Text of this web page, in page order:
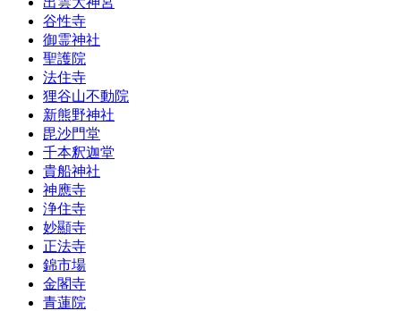
谷性寺
御霊神社
聖護院
法住寺
狸谷山不動院
新熊野神社
毘沙門堂
千本釈迦堂
貴船神社
神應寺
浄住寺
妙顯寺
正法寺
錦市場
金閣寺
青蓮院